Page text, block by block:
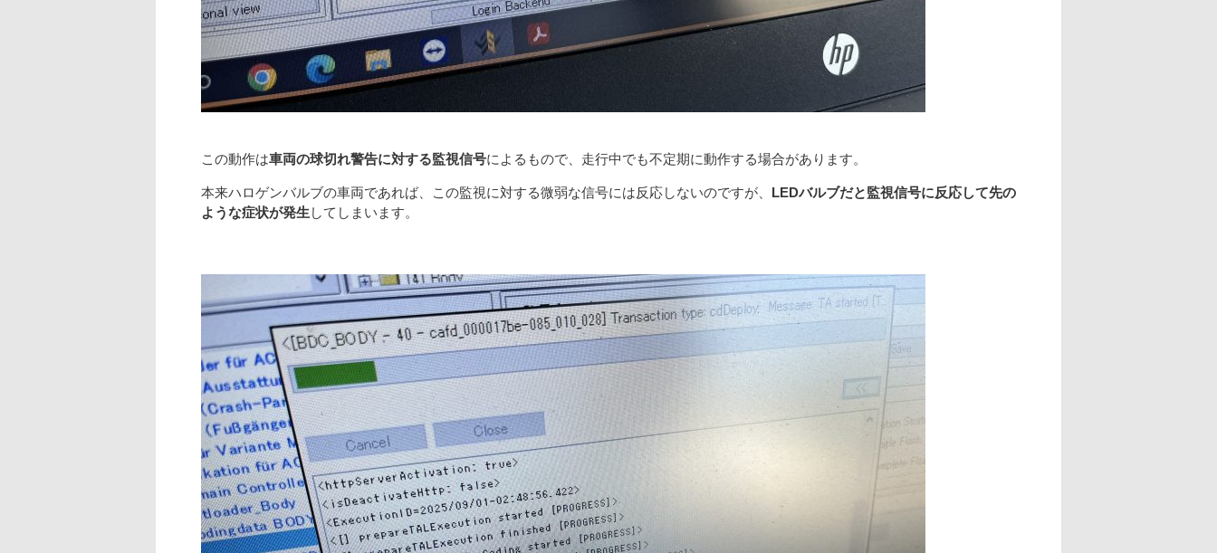
この動作は車両の球切れ警告に対する監視信号によるもので、走行中でも不定期に動作する場合があります。
本来ハロゲンバルブの車両であれば、この監視に対する微弱な信号には反応しないのですが、 LEDバルブだと監視信号に反応して先の
ような症状が発生 してしまいます。